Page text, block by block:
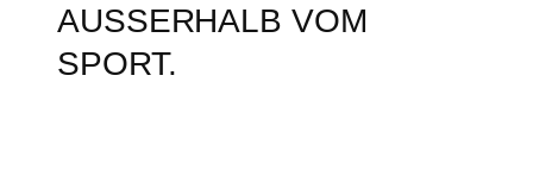
AUSSERHALB VOM S
PORT.